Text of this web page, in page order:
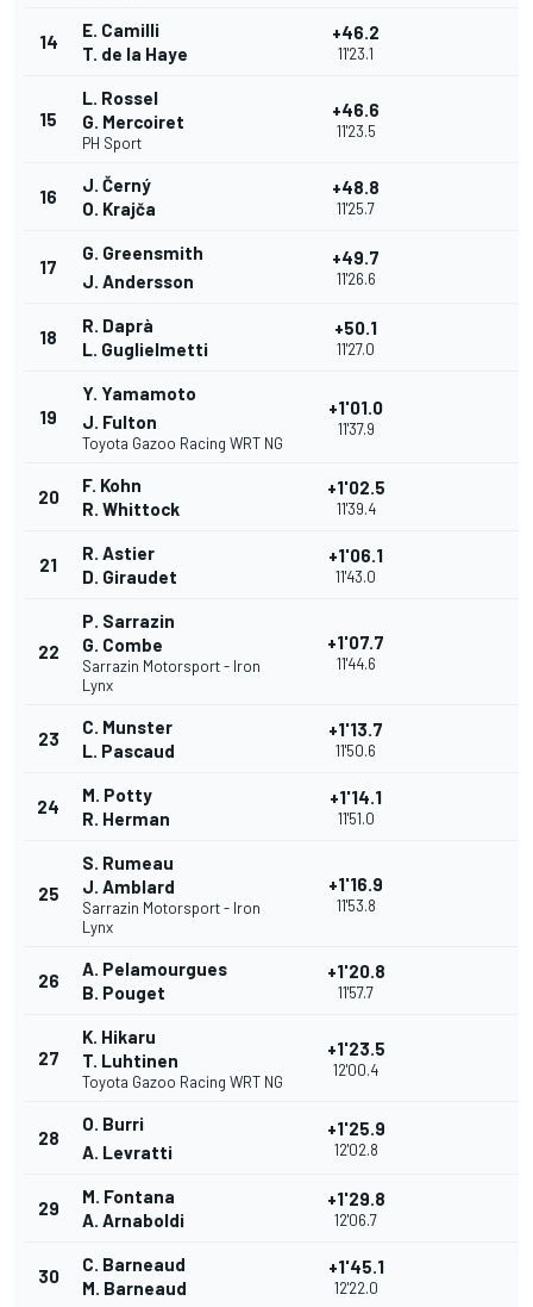
14
E. Camilli
T. de la Haye
+46.2
11'23.1
15
L. Rossel
G. Mercoiret
PH Sport
+46.6
11'23.5
16
J. Černý
O. Krajča
+48.8
11'25.7
17
G. Greensmith
J. Andersson
+49.7
11'26.6
18
R. Daprà
L. Guglielmetti
+50.1
11'27.0
19
Y. Yamamoto
J. Fulton
Toyota Gazoo Racing WRT NG
+1'01.0
11'37.9
20
F. Kohn
R. Whittock
+1'02.5
11'39.4
21
R. Astier
D. Giraudet
+1'06.1
11'43.0
22
P. Sarrazin
G. Combe
Sarrazin Motorsport - Iron
Lynx
+1'07.7
11'44.6
23
C. Munster
L. Pascaud
+1'13.7
11'50.6
24
M. Potty
R. Herman
+1'14.1
11'51.0
25
S. Rumeau
J. Amblard
Sarrazin Motorsport - Iron
Lynx
+1'16.9
11'53.8
26
A. Pelamourgues
B. Pouget
+1'20.8
11'57.7
27
K. Hikaru
T. Luhtinen
Toyota Gazoo Racing WRT NG
+1'23.5
12'00.4
28
O. Burri
A. Levratti
+1'25.9
12'02.8
29
M. Fontana
A. Arnaboldi
+1'29.8
12'06.7
30
C. Barneaud
M. Barneaud
+1'45.1
12'22.0